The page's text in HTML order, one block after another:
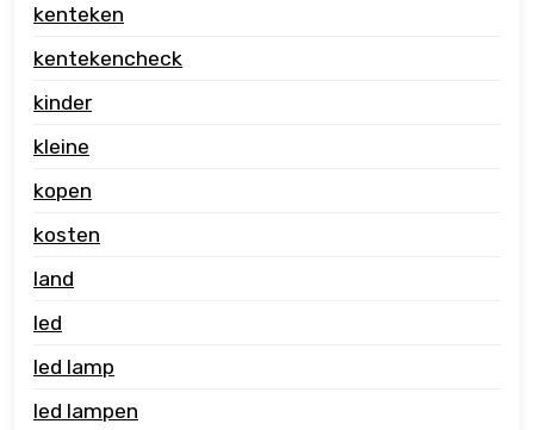
kenteken
kentekencheck
kinder
kleine
kopen
kosten
land
led
led lamp
led lampen